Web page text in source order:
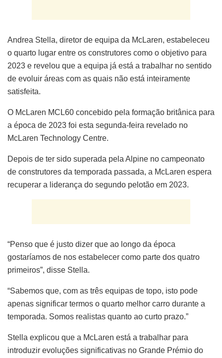
Andrea Stella, diretor de equipa da McLaren, estabeleceu
o quarto lugar entre os construtores como o objetivo para
2023 e revelou que a equipa já está a trabalhar no sentido
de evoluir áreas com as quais não está inteiramente
satisfeita.
O McLaren MCL60 concebido pela formação britânica para
a época de 2023 foi esta segunda-feira revelado no
McLaren Technology Centre.
Depois de ter sido superada pela Alpine no campeonato
de construtores da temporada passada, a McLaren espera
recuperar a liderança do segundo pelotão em 2023.
“Penso que é justo dizer que ao longo da época
gostaríamos de nos estabelecer como parte dos quatro
primeiros”, disse Stella.
“Sabemos que, com as três equipas de topo, isto pode
apenas significar termos o quarto melhor carro durante a
temporada. Somos realistas quanto ao curto prazo.”
Stella explicou que a McLaren está a trabalhar para
introduzir evoluções significativas no Grande Prémio do